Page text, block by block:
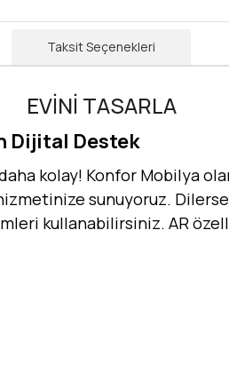
Taksit Seçenekleri
EVİNİ TASARLA
Dijital Destek
kolay! Konfor Mobilya
sunuyoruz.
kullanabilirsiniz. AR